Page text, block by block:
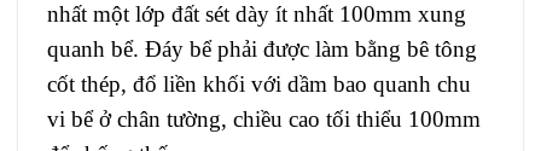
nhất một lớp đất sét dày ít nhất 100mm xung
quanh bể. Đáy bể phải được làm bằng bê tông
cốt thép, đổ liền khối với dầm bao quanh chu
vi bể ở chân tường, chiều cao tối thiểu 100mm